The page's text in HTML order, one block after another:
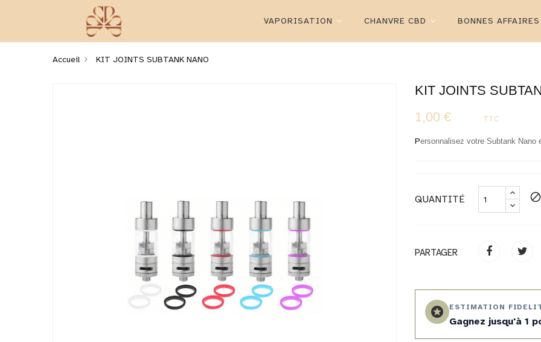
VAPORISATION CHANVRE CBD BONNES AFFAIRES
Accueil KIT JOINTS SUBTANK NANO
KIT JOINTS
1,00 €
TTC
Personnalisez votre Subtank Nano
QUANTITÉ block
PARTAGER
stars ESTIMATION
Gagnez jusqu'à 1